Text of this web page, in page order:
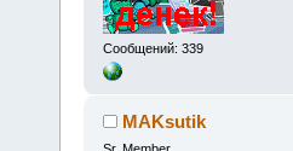
Сообщений: 339
MAKsutik